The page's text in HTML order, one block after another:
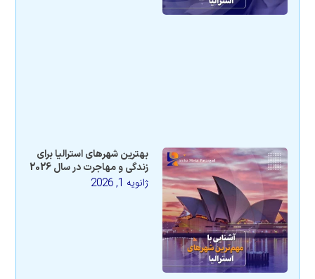
بهترین شهرهای استرالیا برای
زندگی و مهاجرت در سال 2026
ژانویه 1, 2026